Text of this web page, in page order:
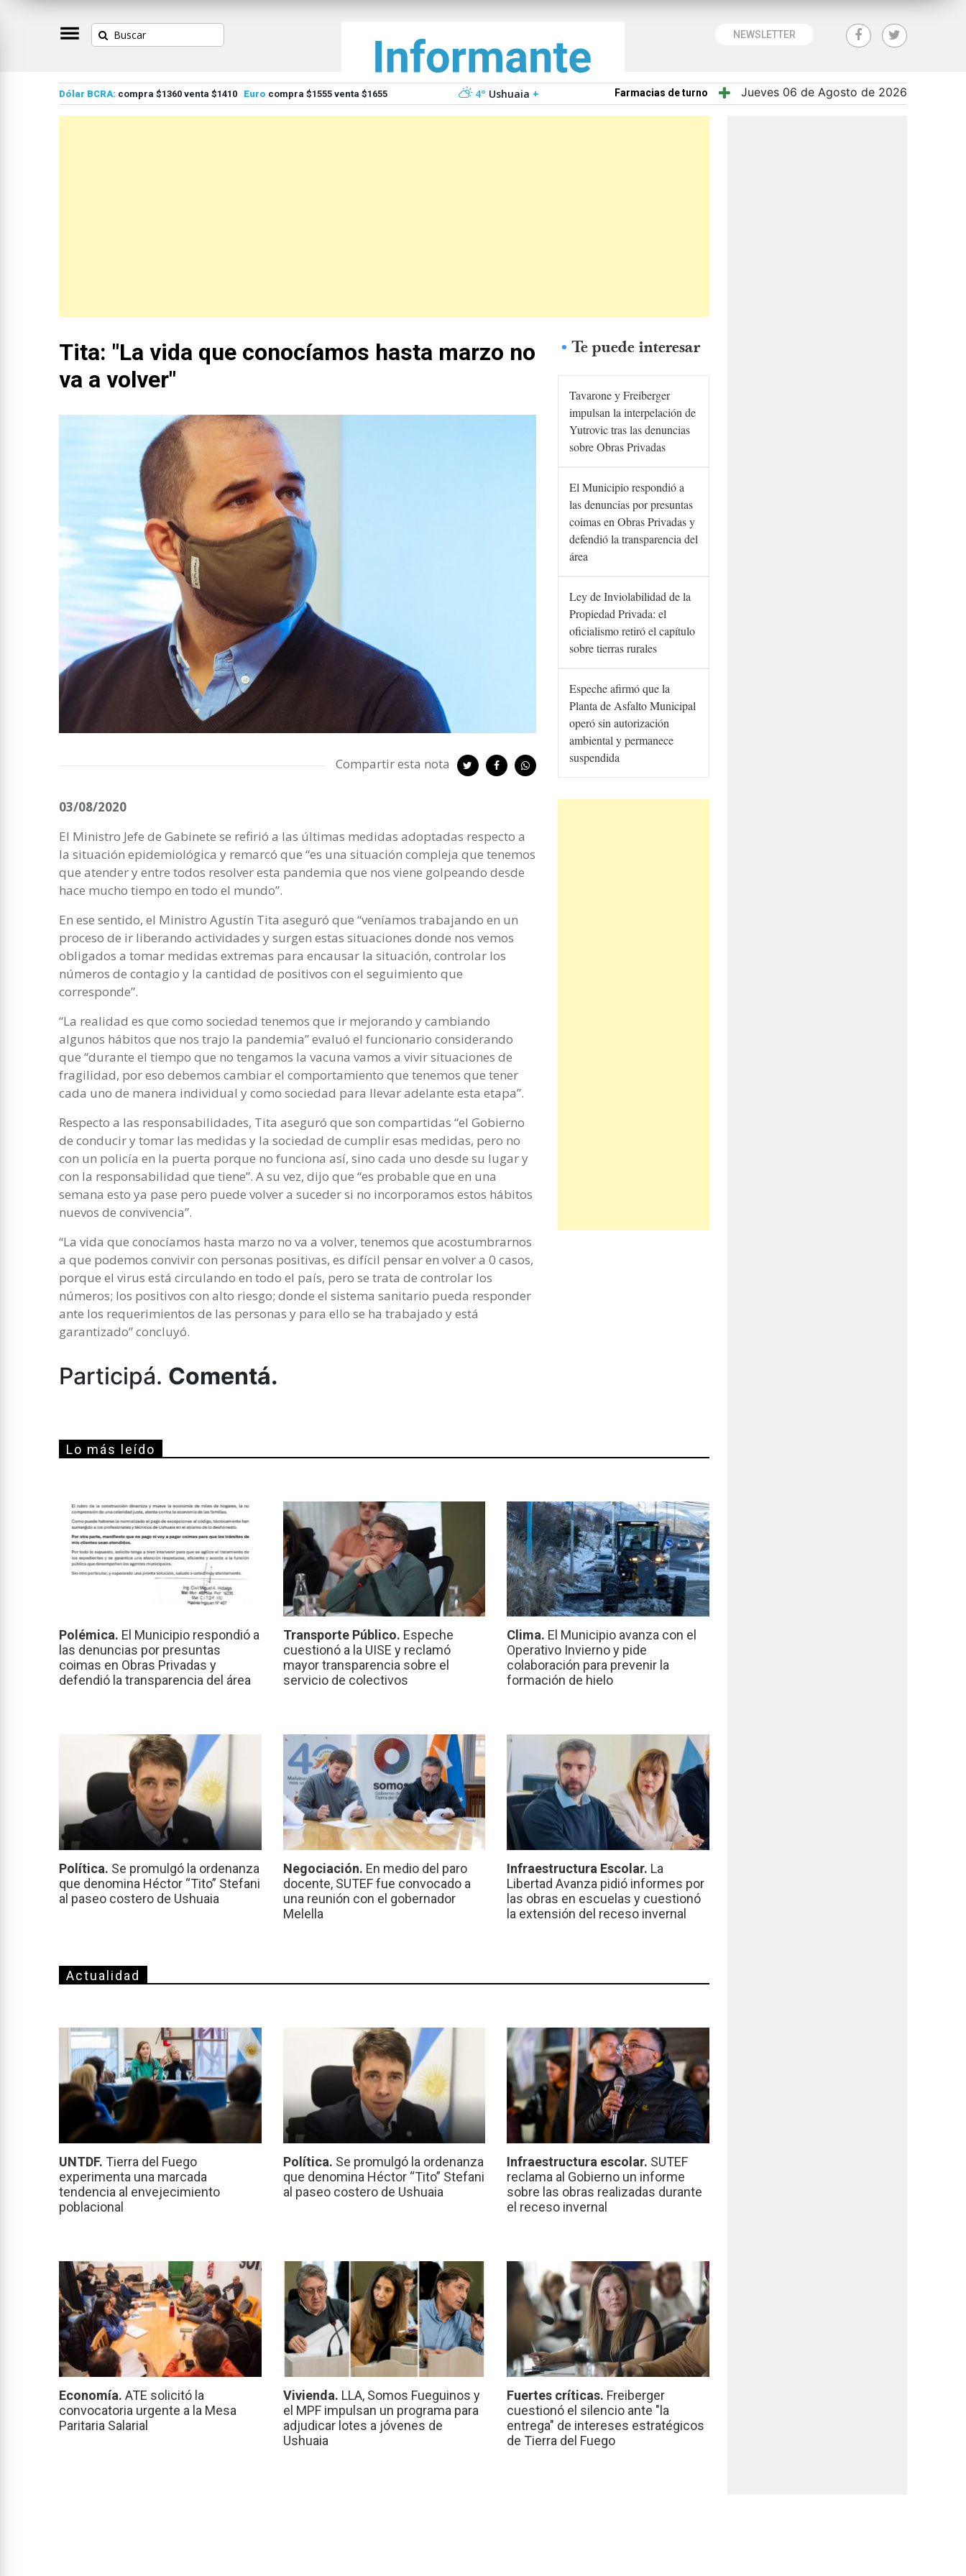
NEWSLETTER
Dólar BCRA: compra $1360 venta $1410 Euro compra $1555 venta $1655 4° Ushuaia + Farmacias de turno Jueves 06 de Agosto de 2026
Tita: "La vida que conocíamos hasta marzo no
va a volver"
Compartir esta nota
03/08/2020
El Ministro Jefe de Gabinete se refirió a las últimas medidas adoptadas respecto a
la situación epidemiológica y remarcó que “es una situación compleja que tenemos
que atender y entre todos resolver esta pandemia que nos viene golpeando desde
hace mucho tiempo en todo el mundo”.
En ese sentido, el Ministro Agustín Tita aseguró que “veníamos trabajando en un
proceso de ir liberando actividades y surgen estas situaciones donde nos vemos
obligados a tomar medidas extremas para encausar la situación, controlar los
números de contagio y la cantidad de positivos con el seguimiento que
corresponde”.
“La realidad es que como sociedad tenemos que ir mejorando y cambiando
algunos hábitos que nos trajo la pandemia” evaluó el funcionario considerando
que “durante el tiempo que no tengamos la vacuna vamos a vivir situaciones de
fragilidad, por eso debemos cambiar el comportamiento que tenemos que tener
cada uno de manera individual y como sociedad para llevar adelante esta etapa”.
Respecto a las responsabilidades, Tita aseguró que son compartidas “el Gobierno
de conducir y tomar las medidas y la sociedad de cumplir esas medidas, pero no
con un policía en la puerta porque no funciona así, sino cada uno desde su lugar y
con la responsabilidad que tiene”. A su vez, dijo que “es probable que en una
semana esto ya pase pero puede volver a suceder si no incorporamos estos hábitos
nuevos de convivencia”.
“La vida que conocíamos hasta marzo no va a volver, tenemos que acostumbrarnos
a que podemos convivir con personas positivas, es difícil pensar en volver a 0 casos,
porque el virus está circulando en todo el país, pero se trata de controlar los
números; los positivos con alto riesgo; donde el sistema sanitario pueda responder
ante los requerimientos de las personas y para ello se ha trabajado y está
garantizado” concluyó.
Te puede interesar
Tavarone y Freiberger
impulsan la interpelación de
Yutrovic tras las denuncias
sobre Obras Privadas
El Municipio respondió a
las denuncias por presuntas
coimas en Obras Privadas y
defendió la transparencia del
área
Ley de Inviolabilidad de la
Propiedad Privada: el
oficialismo retiró el capítulo
sobre tierras rurales
Espeche afirmó que la
Planta de Asfalto Municipal
operó sin autorización
ambiental y permanece
suspendida
Participá. Comentá.
Lo más leído
Polémica. El Municipio respondió a
las denuncias por presuntas
coimas en Obras Privadas y
defendió la transparencia del área
Transporte Público. Espeche
cuestionó a la UISE y reclamó
mayor transparencia sobre el
servicio de colectivos
Clima. El Municipio avanza con el
Operativo Invierno y pide
colaboración para prevenir la
formación de hielo
Política. Se promulgó la ordenanza
que denomina Héctor “Tito” Stefani
al paseo costero de Ushuaia
Negociación. En medio del paro
docente, SUTEF fue convocado a
una reunión con el gobernador
Melella
Infraestructura Escolar. La
Libertad Avanza pidió informes por
las obras en escuelas y cuestionó
la extensión del receso invernal
Actualidad
UNTDF. Tierra del Fuego
experimenta una marcada
tendencia al envejecimiento
poblacional
Política. Se promulgó la ordenanza
que denomina Héctor “Tito” Stefani
al paseo costero de Ushuaia
Infraestructura escolar. SUTEF
reclama al Gobierno un informe
sobre las obras realizadas durante
el receso invernal
Economía. ATE solicitó la
convocatoria urgente a la Mesa
Paritaria Salarial
Vivienda. LLA, Somos Fueguinos y
el MPF impulsan un programa para
adjudicar lotes a jóvenes de
Ushuaia
Fuertes críticas. Freiberger
cuestionó el silencio ante "la
entrega" de intereses estratégicos
de Tierra del Fuego